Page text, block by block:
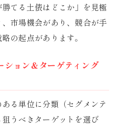
てる土俵はどこか」を見極
市場機会があり、競合が手
の起点があります。
ション＆ターゲティング
る単位に分類（セグメンテ
うべきターゲットを選び